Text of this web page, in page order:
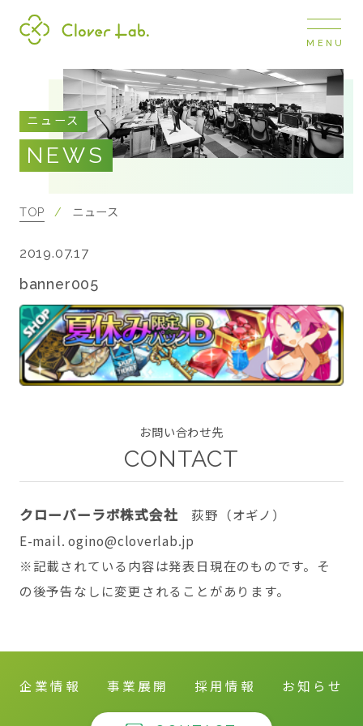
COMPANY
企業情報
ナビ
事業展開
RECRUIT
採用情報
NEWS
お知らせ
CONTACT
twitter facebook
MENU
ニュース
NEWS
TOP ニュース
banner005
2019.07.17
お問い合わせ先
CONTACT
クローバーラボ株式会社 荻野（オギノ）
E-mail. ogino@cloverlab.jp
※記載されている内容は発表日現在のものです。そ
の後予告なしに変更されることがあります。
企業情報 事業展開 採用情報 お知らせ